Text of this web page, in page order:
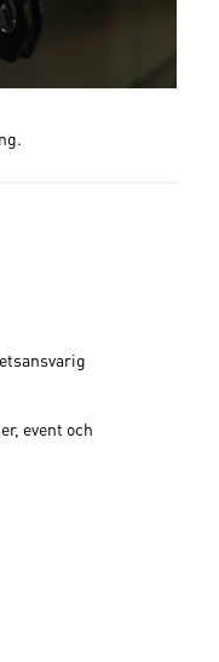
event och